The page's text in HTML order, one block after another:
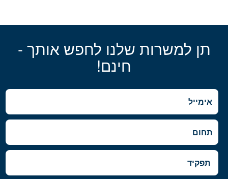
תן למשרות שלנו לחפש אותך -
חינם!